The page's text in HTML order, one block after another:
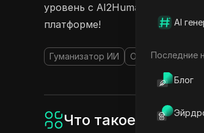
AI
Последние
Блог
уровень с AI2Humanize и
платформе!
Гуманизатор ИИ Обходчик ИИ
Что такое